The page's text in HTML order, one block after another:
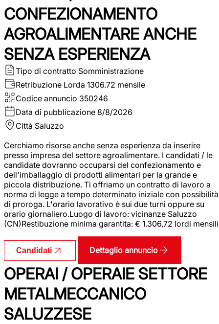
CONFEZIONAMENTO
AGROALIMENTARE ANCHE
SENZA ESPERIENZA
Tipo di contratto Somministrazione
Retribuzione Lorda 1306.72 mensile
Codice annuncio 350246
Data di pubblicazione 8/8/2026
Città Saluzzo
Cerchiamo risorse anche senza esperienza da inserire
presso impresa del settore agroalimentare. I candidati / le
candidate dovranno occuparsi del confezionamento e
dell'imballaggio di prodotti alimentari per la grande e
piccola distribuzione. Ti offriamo un contratto di lavoro a
norma di legge a tempo determinato iniziale con possibilità
di proroga. L'orario lavorativo è sui due turni oppure su
orario giornaliero.Luogo di lavoro: vicinanze Saluzzo
(CN)Restibuzione minima garantita: € 1.306,72 lordi mensili
Candidati Dettaglio annuncio
OPERAI / OPERAIE SETTORE
METALMECCANICO
SALUZZESE